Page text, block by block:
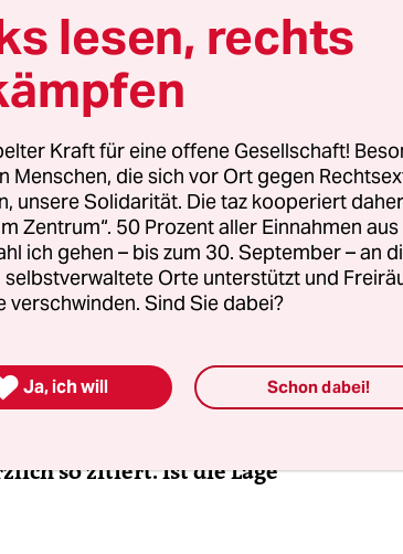
Wie zufrieden sind
primär der Minister. Aber
ist, dann ist einiges
lange gewartet haben. So gab es
sondern ein
Aber Deutschland spielt
Rolle in der Klimapolitik. Und die
weitergeht, wird jetzt auch
für gescheitert, weil
so zitiert. Ist die Lage
lesen, rechts
Kraft für eine offene Gesellschaft!
Menschen, die sich vor Ort gegen
unsere Solidarität. Die taz kooperiert
Zentrum“. 50 Prozent aller Einnahmen
ich gehen – bis zum 30. September – an
selbstverwaltete Orte unterstützt und
verschwinden. Sind Sie dabei?
Ja, ich will Schon dabei!